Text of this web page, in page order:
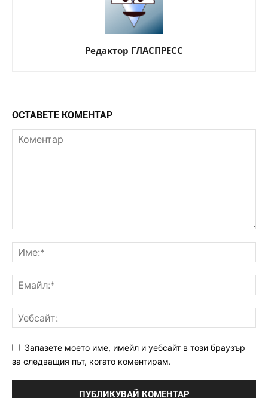
Редактор ГЛАСПРЕСС
ОСТАВЕТЕ КОМЕНТАР
Запазете моето име, имейл и уебсайт в този браузър
за следващия път, когато коментирам.